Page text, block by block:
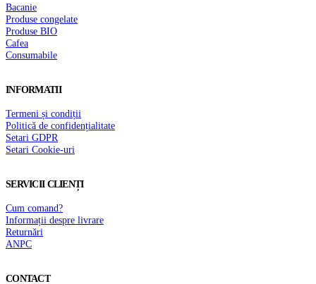
Bacanie
Produse congelate
Produse BIO
Cafea
Consumabile
INFORMATII
Termeni și condiții
Politică de confidențialitate
Setari GDPR
Setari Cookie-uri
SERVICII CLIENȚI
Cum comand?
Informații despre livrare
Returnări
ANPC
CONTACT